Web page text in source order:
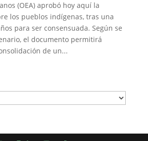
(OEA) aprobó hoy aquí la
los pueblos indígenas, tras una
para ser consensuada. Según se
el documento permitirá
de un...